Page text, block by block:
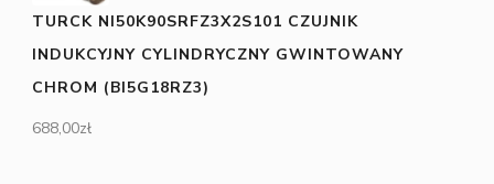
TURCK NI50K90SRFZ3X2S101 CZUJNIK
INDUKCYJNY CYLINDRYCZNY GWINTOWANY
CHROM (BI5G18RZ3)
688,00zł